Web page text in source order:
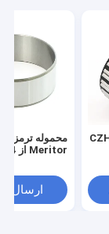
محموله ترمز
Meritor از CZH-34
ارسال